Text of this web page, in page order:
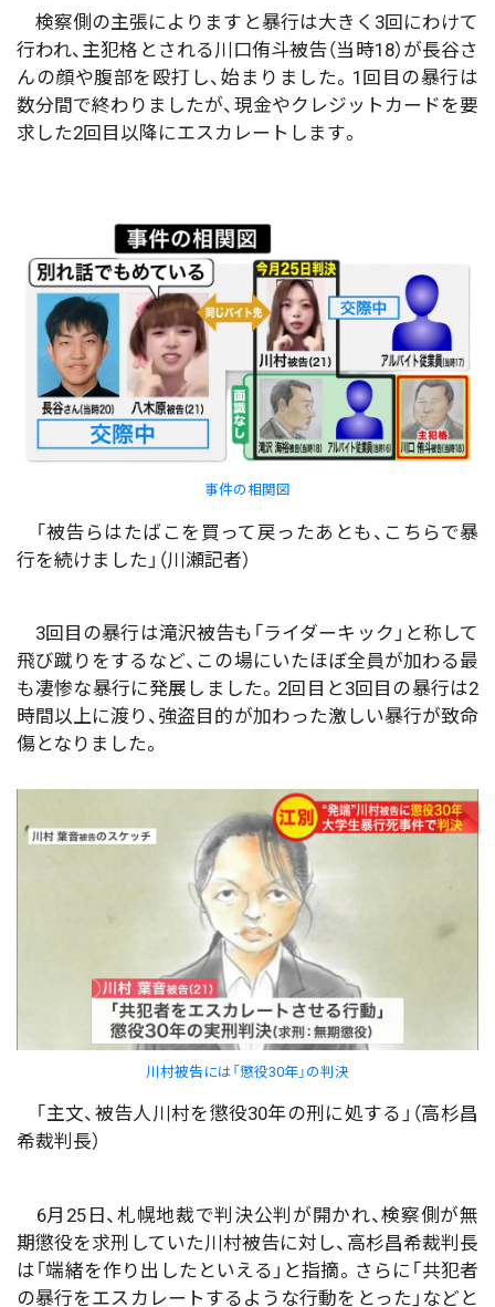
検察側の主張によりますと暴行は大きく3回にわけて
行われ、主犯格とされる川口侑斗被告（当時18）が長谷さ
んの顔や腹部を殴打し、始まりました。1回目の暴行は
数分間で終わりましたが、現金やクレジットカードを要
求した2回目以降にエスカレートします。
事件の相関図
「被告らはたばこを買って戻ったあとも、こちらで暴
行を続けました」（川瀬記者）
3回目の暴行は滝沢被告も「ライダーキック」と称して
飛び蹴りをするなど、この場にいたほぼ全員が加わる最
も凄惨な暴行に発展しました。2回目と3回目の暴行は2
時間以上に渡り、強盗目的が加わった激しい暴行が致命
傷となりました。
川村被告には「懲役30年」の判決
「主文、被告人川村を懲役30年の刑に処する」（高杉昌
希裁判長）
6月25日、札幌地裁で判決公判が開かれ、検察側が無
期懲役を求刑していた川村被告に対し、高杉昌希裁判長
は「端緒を作り出したといえる」と指摘。さらに「共犯者
の暴行をエスカレートするような行動をとった」などと